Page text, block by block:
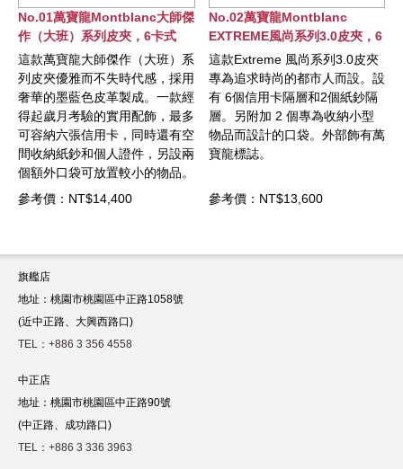
萬寶龍Montblanc大師傑
大班）系列皮夾，6卡式
萬寶龍大師傑作（大班）系
夾優雅而不失時代感，採用
的墨藍色皮革製成。一款經
歲月考驗的實用配飾，最多
納六張信用卡，同時還有空
納紙鈔和個人證件，另設兩
外口袋可放置較小的物品。
價：NT$14,400
No.02萬寶龍Montblanc
EXTREME風尚系列3.0皮夾，6
卡式
這款Extreme 風尚系列3.0皮夾
專為追求時尚的都市人而設。設
有 6個信用卡隔層和2個紙鈔隔
層。另附加 2 個專為收納小型
物品而設計的口袋。外部飾有萬
寶龍標誌。
參考價：NT$13,600
系列
這款
容納
皮革
紙鈔
用於
旗艦店
地址：桃園市桃園區中正路1058號
(近中正路、大興西路口)
TEL：+886 3 356 4558
中正店
地址：桃園市桃園區中正路90號
(中正路、成功路口)
TEL：+886 3 336 3963